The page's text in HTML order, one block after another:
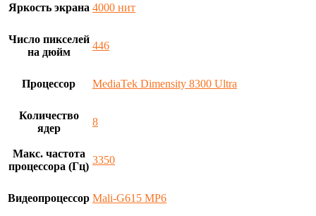
Яркость экрана 4000 нит
Число пикселей
на дюйм
446
Процессор MediaTek Dimensity 8300 Ultra
Количество
ядер
8
Макс. частота
процессора (Гц)
3350
Видеопроцессор Mali-G615 MP6